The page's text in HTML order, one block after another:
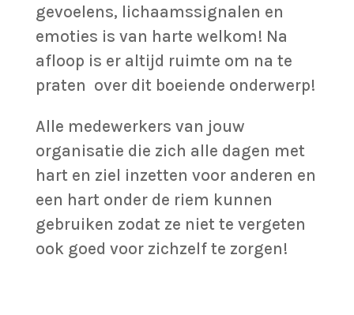
gevoelens, lichaamssignalen en
emoties is van harte welkom! Na
afloop is er altijd ruimte om na te
praten over dit boeiende onderwerp!
Alle medewerkers van jouw
organisatie die zich alle dagen met
hart en ziel inzetten voor anderen en
een hart onder de riem kunnen
gebruiken zodat ze niet te vergeten
ook goed voor zichzelf te zorgen!